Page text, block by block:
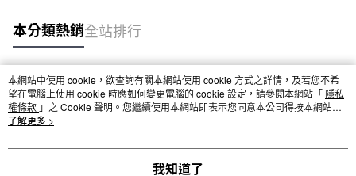
本分類熱銷全站排行
熱門標籤
本網站中使用 cookie，欲查詢有關本網站使用 cookie 方式之詳情，及若您不希
望在電腦上使用 cookie 時應如何變更電腦的 cookie 設定，請參閱本網站「 隱私
權條款 」之 Cookie 聲明。您繼續使用本網站即表示您同意本公司得按本網站使
用條款之 Cookie 聲明使用 cookie。
了解更多 >
我知道了